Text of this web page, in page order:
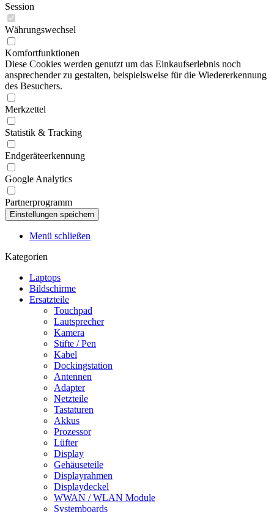
Session
Währungswechsel
Komfortfunktionen
Diese Cookies werden genutzt um das Einkaufserlebnis noch
ansprechender zu gestalten, beispielsweise für die Wiedererkennung
des Besuchers.
Merkzettel
Statistik & Tracking
Endgeräteerkennung
Google Analytics
Partnerprogramm
Menü schließen
Kategorien
Laptops
Bildschirme
Ersatzteile
Touchpad
Lautsprecher
Kamera
Stifte / Pen
Kabel
Dockingstation
Antennen
Adapter
Netzteile
Tastaturen
Akkus
Prozessor
Lüfter
Display
Gehäuseteile
Displayrahmen
Displaydeckel
WWAN / WLAN Module
Systemboards